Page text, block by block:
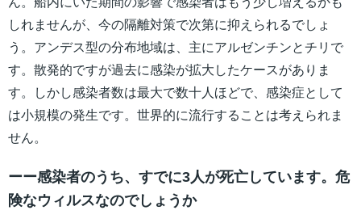
しれませんが、今の隔離対策で次第に抑えられるでしょ
う。アンデス型の分布地域は、主にアルゼンチンとチリで
す。散発的ですが過去に感染が拡大したケースがありま
す。しかし感染者数は最大で数十人ほどで、感染症として
は小規模の発生です。世界的に流行することは考えられま
せん。
ーー感染者のうち、すでに3人が死亡しています。危
険なウィルスなのでしょうか